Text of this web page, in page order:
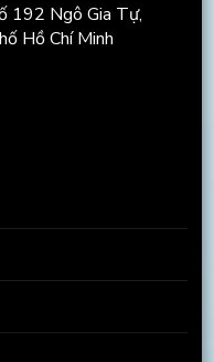
192 Ngô Gia Tự,
Hồ Chí Minh